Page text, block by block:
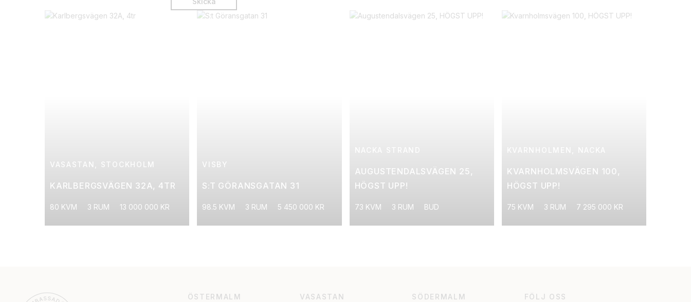
VASASTAN, STOCKHOLM
KARLBERGSVÄGEN 32A, 4TR
80 KVM 3 RUM 13 000 000 KR
VISBY
S:T GÖRANSGATAN 31
98.5 KVM 3 RUM 5 450 000 KR
AUGUSTENDALSVÄGEN 25,
HÖGST UPP!
73 KVM 3 RUM BUD
KVARNHOLMSVÄGEN 100,
HÖGST UPP!
75 KVM 3 RUM 7 295 000 KR
ÖSTERMALM VASASTAN SÖDERMALM FÖLJ OSS